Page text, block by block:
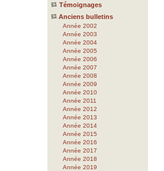
Témoignages
Anciens bulletins
Année 2002
Année 2003
Année 2004
Année 2005
Année 2006
Année 2007
Année 2008
Année 2009
Année 2010
Année 2011
Année 2012
Année 2013
Année 2014
Année 2015
Année 2016
Année 2017
Année 2018
Année 2019